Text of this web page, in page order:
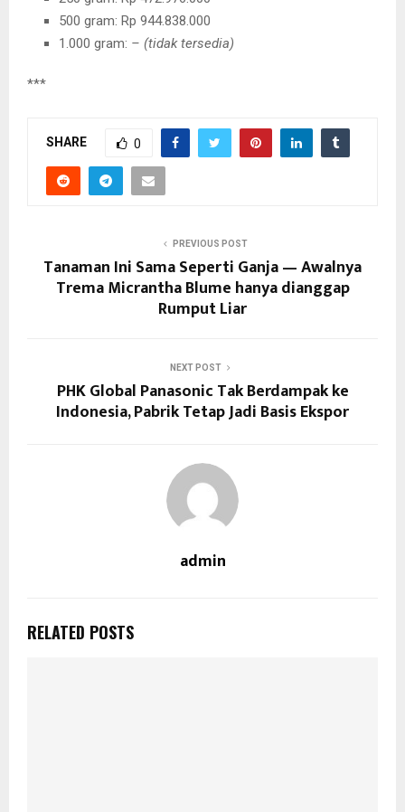
500 gram: Rp 944.838.000
1.000 gram: – (tidak tersedia)
***
SHARE 0
PREVIOUS POST
Tanaman Ini Sama Seperti Ganja — Awalnya
Trema Micrantha Blume hanya dianggap
Rumput Liar
NEXT POST
PHK Global Panasonic Tak Berdampak ke
Indonesia, Pabrik Tetap Jadi Basis Ekspor
admin
RELATED POSTS